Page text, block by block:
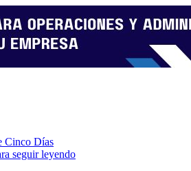
Cinco Días
seguir leyendo